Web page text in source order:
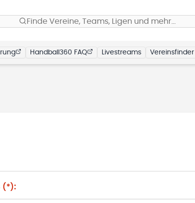
Finde Vereine, Teams, Ligen und mehr…
Handball360 FAQ Livestreams Vereinsfinder
(*):